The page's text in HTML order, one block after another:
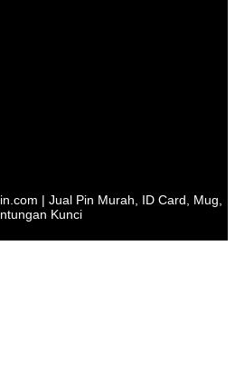
| Jual Pin Murah, ID Card, Mug,
Kunci